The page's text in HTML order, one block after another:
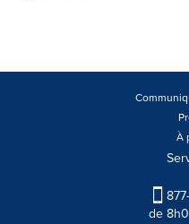
À
de